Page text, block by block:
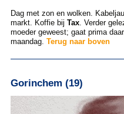
Dag met zon en wolken.
markt. Koffie bij Tax. Verder
moeder geweest; gaat prima
maandag. Terug naar boven
Gorinchem (19)